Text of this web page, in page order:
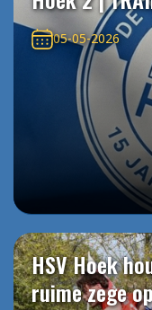
05-05-2026
HSV Hoek
ruime zege